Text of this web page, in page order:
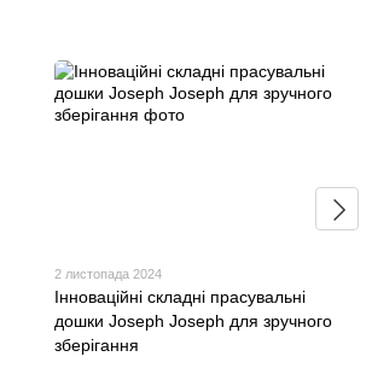
2 листопада 2024
Інноваційні складні прасувальні
дошки Joseph Joseph для зручного
зберігання